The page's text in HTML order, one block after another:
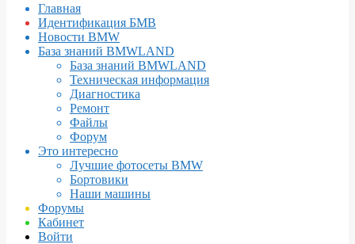
навигации
Главная
Идентификация БМВ
Новости BMW
База знаний BMWLAND
База знаний BMWLAND
Техническая информация
Диагностика
Ремонт
Файлы
Форум
Это интересно
Лучшие фотосеты BMW
Бортовики
Наши машины
Форумы
Кабинет
Войти